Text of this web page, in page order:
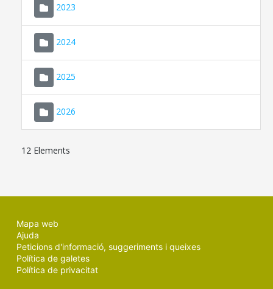
2023
2024
2025
2026
12 Elements
Mapa web
Ajuda
Peticions d'informació, suggeriments i queixes
Política de galetes
Política de privacitat